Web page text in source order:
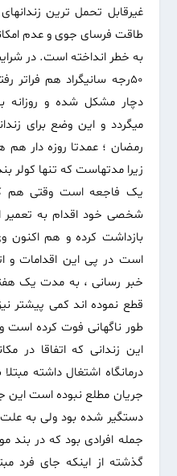
غیرقابل تحمل ترین
طاقت فرسای جوی و عدم
به خطر انداخته است. در
۵۰رجه سانیگراد هم
دچار مشکل شده و
میگردد و این وضع برای
رمضان ؛ عمدتا روزه دار
زیرا مدتهاست که تنها
یک فاجعه است وقتی هم که
شخصی خود اقدام به تعمیر ان
بازداشت کرده و هم اکنون
است در پی این اقدامات و
خبر رسانی ، به مدت یک
قطع نموده اند کمی پیشتر
طور ناگهانی فوت کرده
این زندانی که اتفاقا در
درمانگاه اشتغال داشته
جریان مطلع نبوده است این
دستگیر شده بود ولی به
جمله افرادی بود که در بند
گذشته از اینکه جای فرد